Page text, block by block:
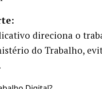
direciona o
do Trabalho,